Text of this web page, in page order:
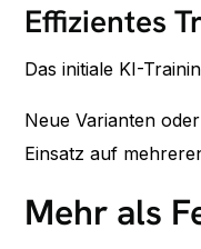
Effizientes
Das initiale KI-
Neue Varianten
Einsatz auf
Mehr als